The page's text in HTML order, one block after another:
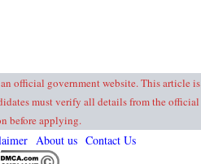
official government website. This article is
must verify all details from the official
before applying.
About us Contact Us